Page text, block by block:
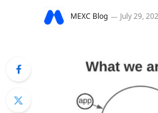
MEXC Blog July 29,